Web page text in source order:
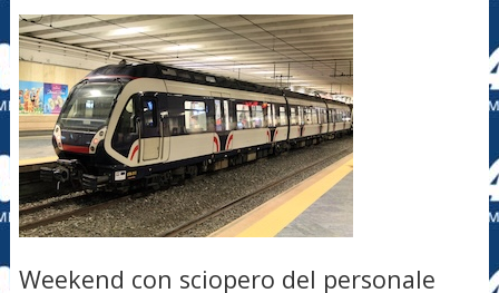
Weekend con sciopero del personale